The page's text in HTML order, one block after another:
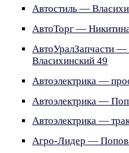
Автостиль —
АвтоТорг —
АвтоУралЗапчасти
Власихинский 49
Автоэлектрика —
Автоэлектрика —
Автоэлектрика —
Агро-Лидер —